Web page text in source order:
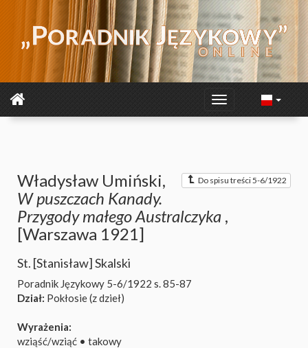
Do spisu treści 5-6/1922
Władysław Umiński,
W puszczach Kanady.
Przygody małego Australczyka ,
[Warszawa 1921]
St. [Stanisław] Skalski
Poradnik Językowy 5-6/1922 s. 85-87
Dział: Pokłosie (z dzieł)
Wyrażenia:
wziąść/wziąć • takowy